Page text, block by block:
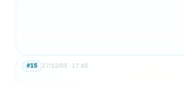
27/12/05 17:45
#15